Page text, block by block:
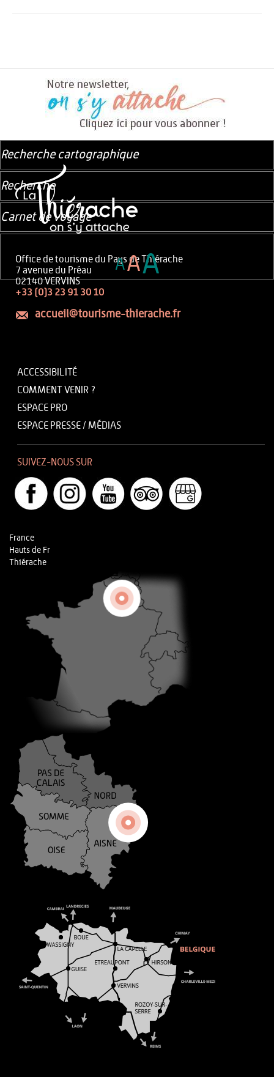
Office de tourisme du Pays de Thiérache
7 avenue du Préau
02140 VERVINS
+33 (0)3 23 91 30 10
accueil@tourisme-thierache.fr
ACCESSIBILITÉ
COMMENT VENIR ?
ESPACE PRO
ESPACE PRESSE / MÉDIAS
SUIVEZ-NOUS SUR
France
Hauts de Fr
Thiérache
Recherche cartographique
Recherche
Carnet de voyage
AAA